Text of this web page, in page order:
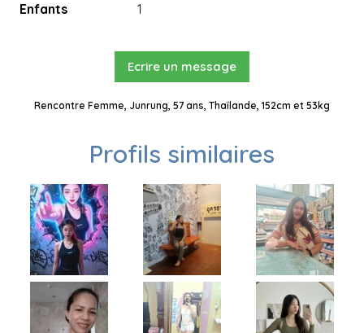
Enfants 1
Ecrire un message
Rencontre Femme, Junrung, 57 ans, Thaïlande, 152cm et 53kg
Profils similaires